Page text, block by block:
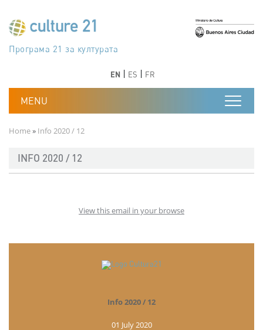
جدول أعمال القرن 21 للثقافة
Програма 21 за културата
Agenda 21 de la cultura
Agjenda 21 për kulturë
Agenda 21 van cultuur
Agenda 21 for culture
Kulturaren Agenda 21
Agenda 21 de la culture
Axenda 21 da cultura
Agenda 21 für Kultur
Agenda 21 della cultura
文化のためのアジェンダ21
دستورکار 21 برای فرهنگ
Agenda 21 dla kultury
Agenda 21 da cultura
Повестка дня 21 для культуры
Agenda 21 za kulturu
Agenda 21 de la cultura
Agenda 21 för kulturen
Kültür için Gündem 21
Порядок денний 21 для культури
EN ES FR
Breadcrumb
Home Info 2020 / 12
INFO 2020 / 12
View this email in your browse
Info 2020 / 12
01 July 2020